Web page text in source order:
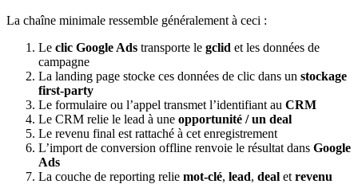
La chaîne minimale ressemble généralement à ceci :
Le clic Google Ads transporte le gclid et les données de
campagne
La landing page stocke ces données de clic dans un stockage
first-party
Le formulaire ou l’appel transmet l’identifiant au CRM
Le CRM relie le lead à une opportunité / un deal
Le revenu final est rattaché à cet enregistrement
L’import de conversion offline renvoie le résultat dans Google
Ads
La couche de reporting relie mot-clé, lead, deal et revenu